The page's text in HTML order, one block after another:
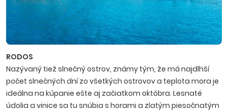
RODOS
Nazývaný tiež slnečný ostrov, známy tým, že má najdlhší
počet slnečných dní zo všetkých ostrovov a teplota mora je
ideálna na kúpanie ešte aj začiatkom októbra. Lesnaté
údolia a vinice sa tu snúbia s horami a zlatým piesočnatým